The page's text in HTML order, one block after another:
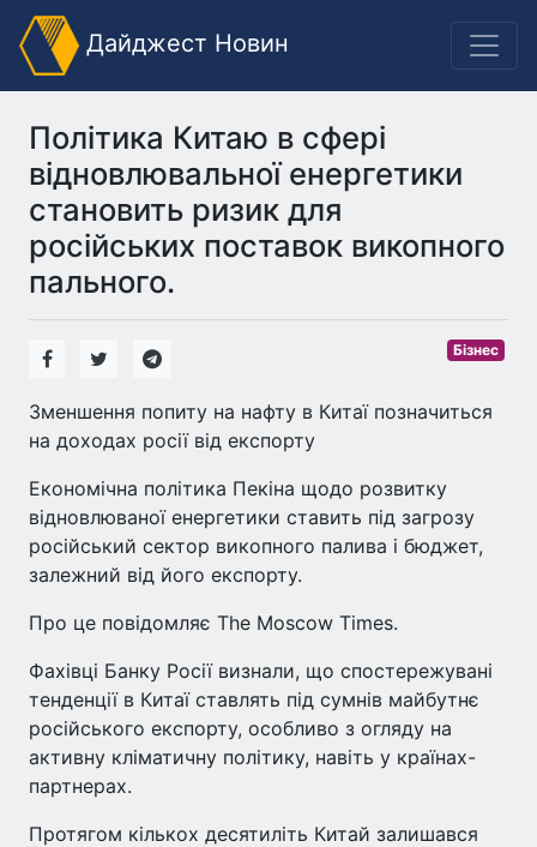
Дайджест Новин
Політика Китаю в сфері
відновлювальної енергетики
становить ризик для
російських поставок викопного
пального.
Бізнес
Зменшення попиту на нафту в Китаї позначиться
на доходах росії від експорту
Економічна політика Пекіна щодо розвитку
відновлюваної енергетики ставить під загрозу
російський сектор викопного палива і бюджет,
залежний від його експорту.
Про це повідомляє The Moscow Times.
Фахівці Банку Росії визнали, що спостережувані
тенденції в Китаї ставлять під сумнів майбутнє
російського експорту, особливо з огляду на
активну кліматичну політику, навіть у країнах-
партнерах.
Протягом кількох десятиліть Китай залишався